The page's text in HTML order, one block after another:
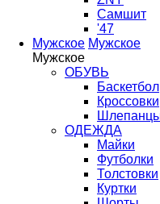
Самшит
'47
Мужское Мужское
Мужское
ОБУВЬ
Баскетбол
Кроссовки
ОДЕЖДА
Майки
Футболки
Толстовки
Куртки